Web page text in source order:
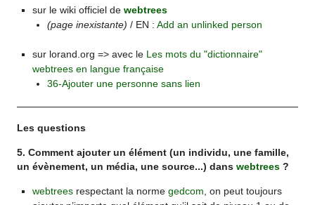
sur le wiki officiel de webtrees
(page inexistante) / EN :Add an unlinked person
sur lorand.org => avec le Les mots du "dictionnaire"
webtrees en langue française
36-Ajouter une personne sans lien
Les questions
5. Comment ajouter un élément (un individu, une famille,
un évènement, un média, une source...) danswebtrees ?
webtreesrespectant la norme gedcom , on peut toujours